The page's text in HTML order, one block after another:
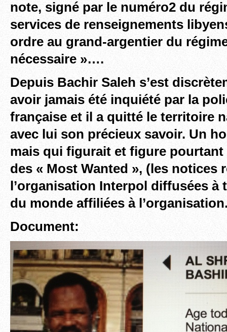
note, signé par le numéro2 du
services de renseignements
ordre au grand-argentier du
nécessaire »….
Depuis Bachir Saleh s’est
avoir jamais été inquiété par la
française et il a quitté le territoire
avec lui son précieux savoir. Un
mais qui figurait et figure pourtant
des « Most Wanted », (les notices
l’organisation Interpol diffusées à
du monde affiliées à
Document: